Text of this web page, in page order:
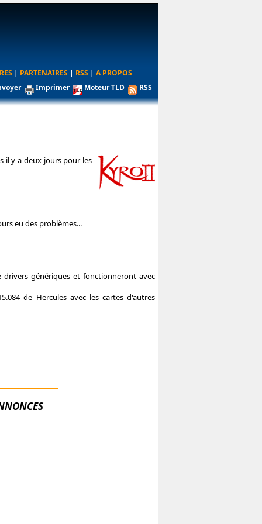
| PARTENAIRES | RSS | A PROPOS
Imprimer Moteur TLD RSS
il y a deux jours pour les
eu des problèmes...
génériques et fonctionneront avec
de Hercules avec les cartes d'autres